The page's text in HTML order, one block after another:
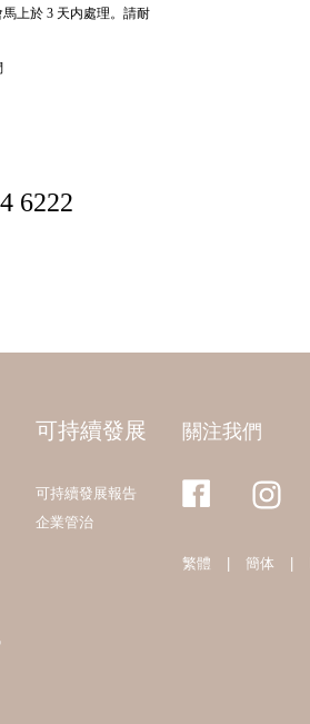
可持續發展
可持續發展報告
企業管治
關注我們
繁體 簡体